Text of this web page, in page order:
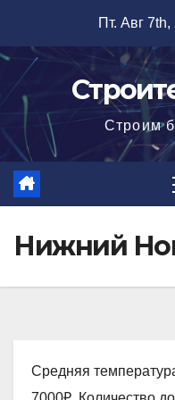
содержимому
Пт. Авг
Строим
Нижний
Средняя